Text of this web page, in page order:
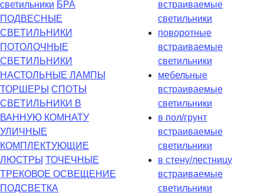
светильники БРА
ПОДВЕСНЫЕ
СВЕТИЛЬНИКИ
ПОТОЛОЧНЫЕ
СВЕТИЛЬНИКИ
НАСТОЛЬНЫЕ ЛАМПЫ
ТОРШЕРЫ СПОТЫ
СВЕТИЛЬНИКИ В
ВАННУЮ КОМНАТУ
УЛИЧНЫЕ
КОМПЛЕКТУЮЩИЕ
ЛЮСТРЫ ТОЧЕЧНЫЕ
ТРЕКОВОЕ ОСВЕЩЕНИЕ
ПОДСВЕТКА
встраиваемые
светильники
поворотные
встраиваемые
светильники
мебельные
встраиваемые
светильники
в пол/грунт
встраиваемые
светильники
в стену/лестницу
встраиваемые
светильники